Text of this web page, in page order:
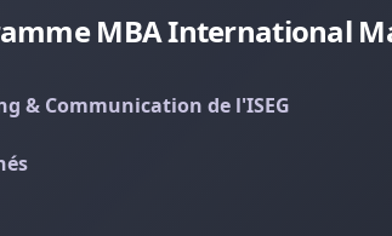
MBA International
& Communication de l'ISEG